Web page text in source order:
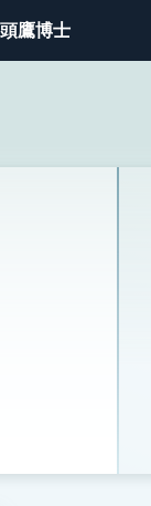
鷹博士